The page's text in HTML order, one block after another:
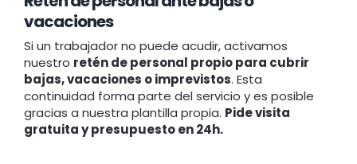
vacaciones
Si un trabajador no puede acudir, activamos
nuestro retén de personal propio para cubrir
bajas, vacaciones o imprevistos. Esta
continuidad forma parte del servicio y es posible
gracias a nuestra plantilla propia. Pide visita
gratuita y presupuesto en 24h.